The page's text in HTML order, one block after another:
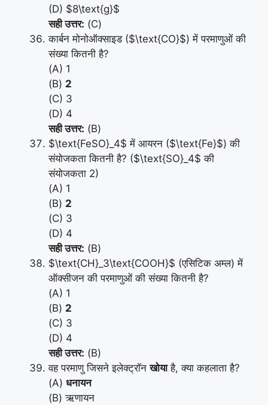
(D) $8\text{g}$
सही उत्तर: (C)
कार्बन मोनोऑक्साइड ($\text{CO}$) में परमाणुओं की
संख्या कितनी है?
(A) 1
(B) 2
(C) 3
(D) 4
सही उत्तर: (B)
$\text{FeSO}_4$ में आयरन ($\text{Fe}$) की
संयोजकता कितनी है? ($\text{SO}_4$ की
संयोजकता 2)
(A) 1
(B) 2
(C) 3
(D) 4
सही उत्तर: (B)
$\text{CH}_3\text{COOH}$ (एसिटिक अम्ल) में
ऑक्सीजन की परमाणुओं की संख्या कितनी है?
(A) 1
(B) 2
(C) 3
(D) 4
सही उत्तर: (B)
वह परमाणु जिसने इलेक्ट्रॉनखोयाहै, क्या कहलाता है?
(A) धनायन
(B) ऋणायन